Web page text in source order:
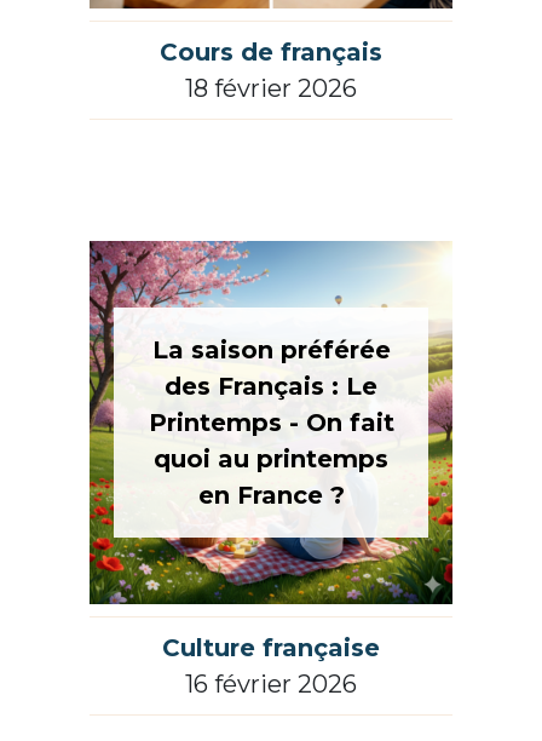
Cours de français
18 février 2026
La saison préférée
des Français : Le
Printemps - On fait
quoi au printemps
en France ?
Culture française
16 février 2026